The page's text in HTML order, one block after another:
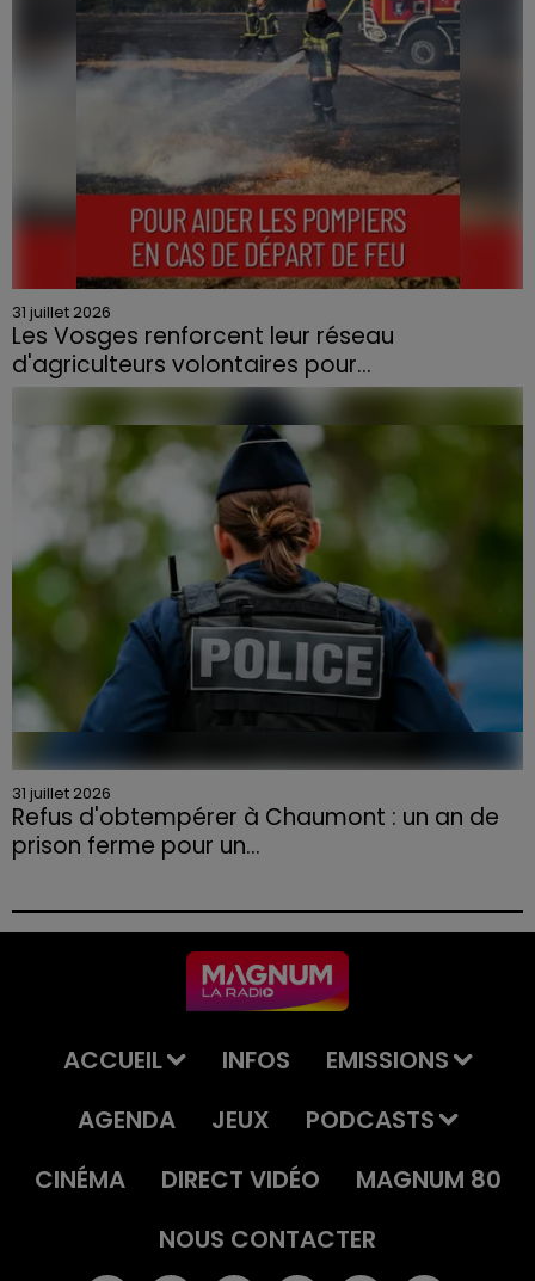
31 juillet 2026
Les Vosges renforcent leur réseau
d'agriculteurs volontaires pour...
Face à la sécheresse et aux risques de départs de feu,
la Chambre d'agriculture des Vosges a lancé un appel
aux agriculteurs volontaires pour venir en aide...
31 juillet 2026
Refus d'obtempérer à Chaumont : un an de
prison ferme pour un...
permis et la confiscation de son véhicule.
ACCUEIL INFOS
EMISSIONS
AGENDA
JEUX
PODCASTS
CINÉMA
DIRECT VIDÉO
MAGNUM 80
NOUS CONTACTER